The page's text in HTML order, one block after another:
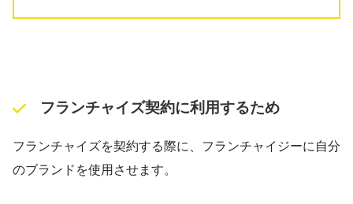
フランチャイズ契約に利用するため
フランチャイズを契約する際に、フランチャイジーに自分
のブランドを使用させます。